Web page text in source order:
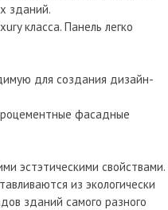
зданий.
класса. Панель легко
для создания дизайн-
фасадные
эстэтическими свойствами.
из экологически
зданий самого разного